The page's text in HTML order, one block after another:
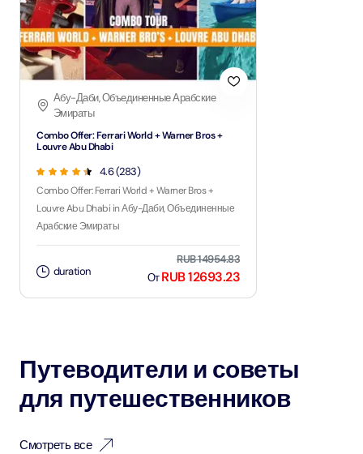
Абу-Даби, Объединенные Арабские
Эмираты
Combo Offer: Ferrari World + Warner Bros +
Louvre Abu Dhabi
4.6 (283)
Combo Offer: Ferrari World + Warner Bros +
Louvre Abu Dhabi in Абу-Даби, Объединенные
Арабские Эмираты
duration
RUB 14954.83
ОтRUB 12693.23
Путеводители и советы
для путешественников
Смотреть все